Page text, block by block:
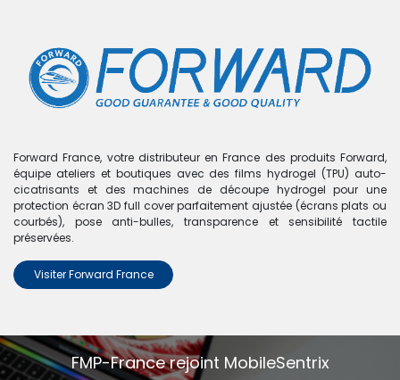
Boutique 0 articles trouvés.
Nous n'avons trouvé aucun
produit !
Aucun produit défini dans la catégorieOppo A56 5G.
Forward France, votre distributeur en France des produits Forward,
équipe ateliers et boutiques avec des films hydrogel (TPU) auto-
cicatrisants et des machines de découpe hydrogel pour une
protection écran 3D full cover parfaitement ajustée (écrans plats ou
courbés), pose anti-bulles, transparence et sensibilité tactile
préservées.
Visiter Forward France
FMP-France rejoint MobileSentrix